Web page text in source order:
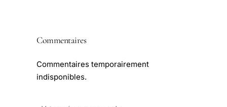
Commentaires
Commentaires temporairement
indisponibles.